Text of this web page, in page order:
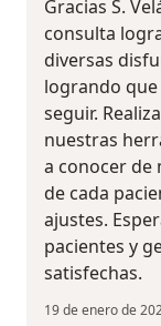
Gracias S.
consulta
diversas
logrando
seguir.
nuestras
a conocer de
de cada
ajustes.
pacientes y
satisfechas.
19 de enero de